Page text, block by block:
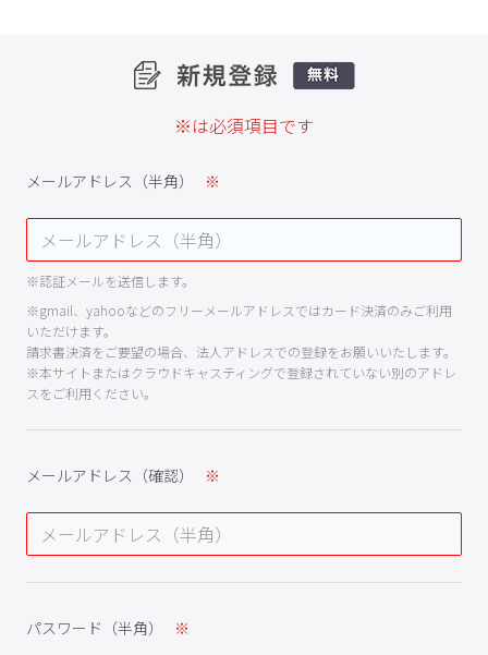
※は必須項目です
メールアドレス（半角）
※認証メールを送信します。
※gmail、yahooなどのフリーメールアドレスではカード決済のみご利用
いただけます。
請求書決済をご要望の場合、法人アドレスでの登録をお願いいたします。
※本サイトまたはクラウドキャスティングで登録されていない別のアドレ
スをご利用ください。
メールアドレス（確認）
パスワード（半角）